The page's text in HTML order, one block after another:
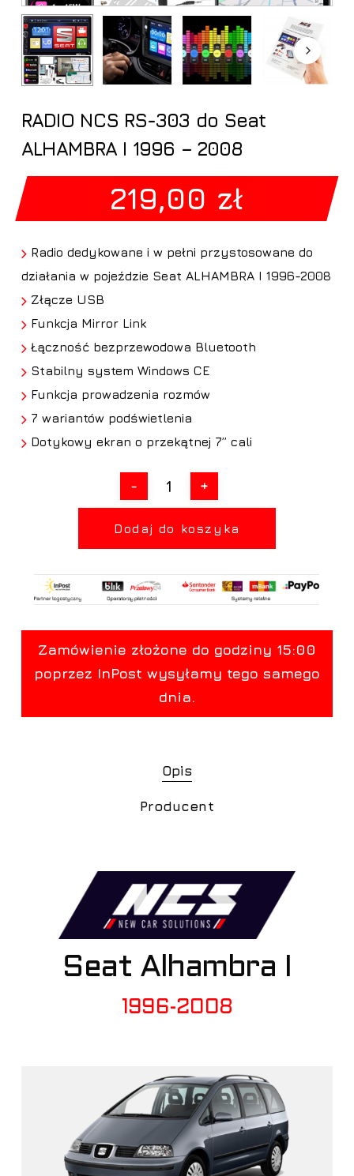
RADIO NCS RS-303 do Seat
ALHAMBRA I 1996 – 2008
219,00 zł
Radio dedykowane i w pełni przystosowane do
działania w pojeździe Seat ALHAMBRA I 1996-2008
Złącze USB
Funkcja Mirror Link
Łączność bezprzewodowa Bluetooth
Stabilny system Windows CE
Funkcja prowadzenia rozmów
7 wariantów podświetlenia
Dotykowy ekran o przekątnej 7” cali
Dodaj do koszyka
Opis
Producent
Seat Alhambra I
1996-2008